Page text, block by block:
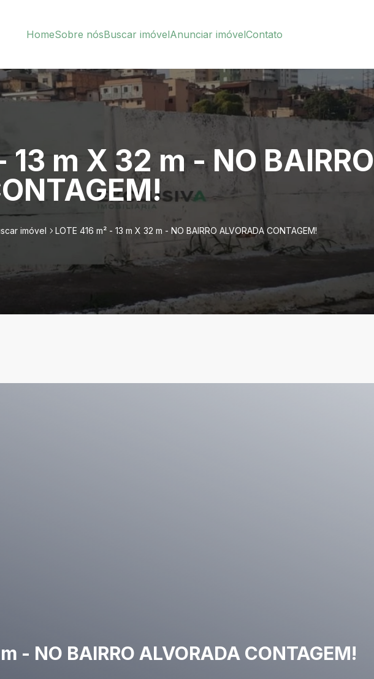
HomeSobre nósBuscar imóvelAnunciar imóvelContato
13 m X 32 m - NO BAIRRO
imóvel LOTE 416 m² - 13 m X 32 m - NO BAIRRO ALVORADA CONTAGEM!
- NO BAIRRO ALVORADA CONTAGEM!